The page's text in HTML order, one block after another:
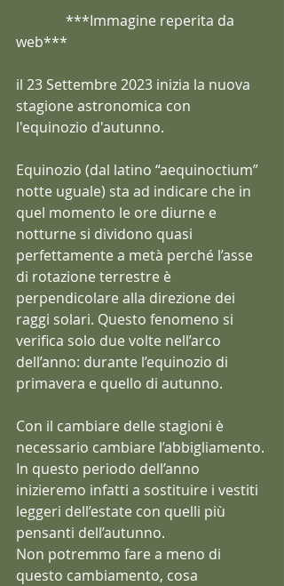
web***
il 23 Settembre 2023 inizia la nuova
stagione astronomica con
l'equinozio d'autunno.
Equinozio (dal latino “aequinoctium”
notte uguale) sta ad indicare che in
quel momento le ore diurne e
notturne si dividono quasi
perfettamente a metà perché l’asse
di rotazione terrestre è
perpendicolare alla direzione dei
raggi solari. Questo fenomeno si
verifica solo due volte nell’arco
dell’anno: durante l’equinozio di
primavera e quello di autunno.
Con il cambiare delle stagioni è
necessario cambiare l’abbigliamento.
In questo periodo dell’anno
inizieremo infatti a sostituire i vestiti
leggeri dell’estate con quelli più
pensanti dell’autunno.
Non potremmo fare a meno di
questo cambiamento, cosa